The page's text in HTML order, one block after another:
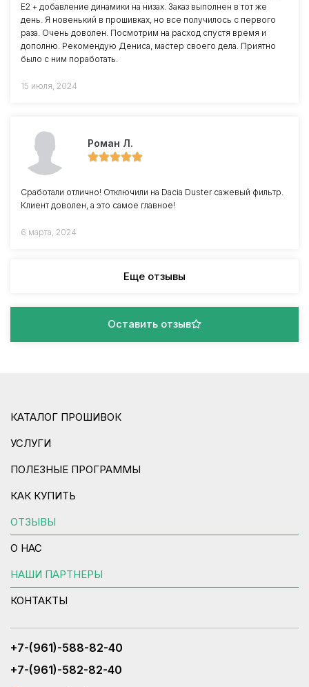
E2 + добавление динамики на низах. Заказ выполнен в тот же
день. Я новенький в прошивках, но все получилось с первого
раза. Очень доволен. Посмотрим на расход спустя время и
дополню. Рекомендую Дениса, мастер своего дела. Приятно
было с ним поработать.
15 июля, 2024
Роман Л.
Сработали отлично! Отключили на Dacia Duster сажевый фильтр.
Клиент доволен, а это самое главное!
6 марта, 2024
Еще отзывы
Оставить отзыв
КАТАЛОГ ПРОШИВОК
УСЛУГИ
ПОЛЕЗНЫЕ ПРОГРАММЫ
КАК КУПИТЬ
ОТЗЫВЫ
О НАС
НАШИ ПАРТНЕРЫ
КОНТАКТЫ
+7-(961)-588-82-40
+7-(961)-582-82-40